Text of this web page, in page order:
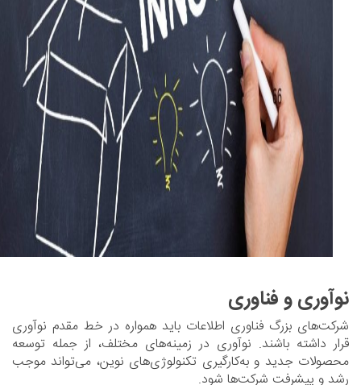
نوآوری و فناوری
شرکت‌های بزرگ فناوری اطلاعات باید همواره در خط مقدم نوآوری
قرار داشته باشند. نوآوری در زمینه‌های مختلف، از جمله توسعه
محصولات جدید و به‌کارگیری تکنولوژی‌های نوین، می‌تواند موجب
رشد و پیشرفت شرکت‌ها شود.